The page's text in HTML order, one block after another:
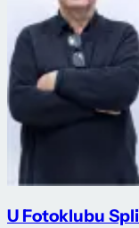
U Fotoklubu